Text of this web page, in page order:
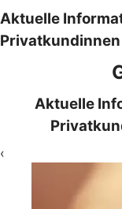
Aktuelle
Aktuelle
‹